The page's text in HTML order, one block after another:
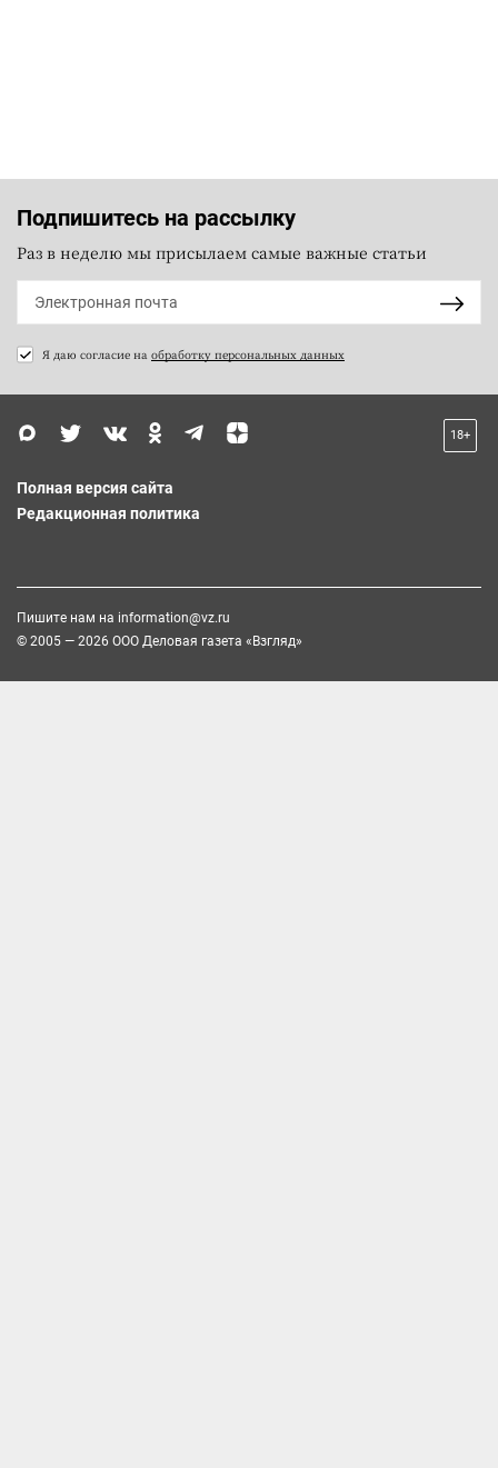
Подпишитесь на рассылку
Раз в неделю мы присылаем самые важные статьи
Я даю согласие на обработку персональных данных
18+
Полная версия сайта
Редакционная политика
Пишите нам на information@vz.ru
© 2005 — 2026 ООО Деловая газета «Взгляд»